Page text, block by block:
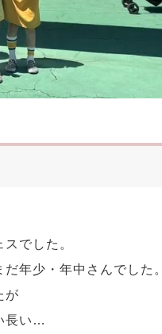
でした。
年少・年中さんでした。
が
長い…